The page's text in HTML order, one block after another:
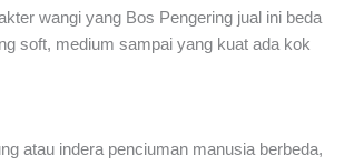
wangi yang Bos Pengering jual ini beda
soft, medium sampai yang kuat ada kok
atau indera penciuman manusia berbeda,